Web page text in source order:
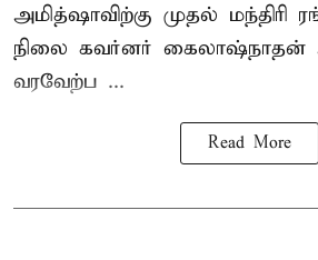
அமித்ஷாவிற்கு முதல் மந்திரி
நிலை கவர்னர் கைலாஷ்நாதன்
வரவேற்ப ...
Read More